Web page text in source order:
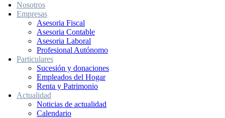
Nosotros
Empresas
Asesoria Fiscal
Asesoria Contable
Asesoria Laboral
Profesional Autónomo
Particulares
Sucesión y donaciones
Empleados del Hogar
Renta y Patrimonio
Actualidad
Noticias de actualidad
Calendario